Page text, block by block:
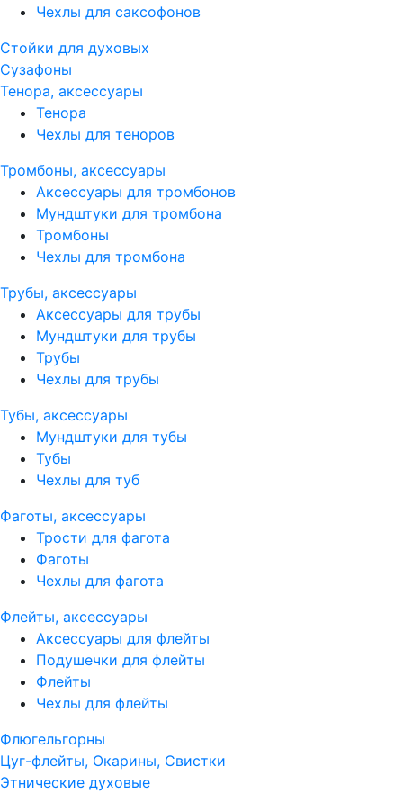
Чехлы для саксофонов
Стойки для духовых
Сузафоны
Тенора, аксессуары
Тенора
Чехлы для теноров
Тромбоны, аксессуары
Аксессуары для тромбонов
Мундштуки для тромбона
Тромбоны
Чехлы для тромбона
Трубы, аксессуары
Аксессуары для трубы
Мундштуки для трубы
Трубы
Чехлы для трубы
Тубы, аксессуары
Мундштуки для тубы
Тубы
Чехлы для туб
Фаготы, аксессуары
Трости для фагота
Фаготы
Чехлы для фагота
Флейты, аксессуары
Аксессуары для флейты
Подушечки для флейты
Флейты
Чехлы для флейты
Флюгельгорны
Цуг-флейты, Окарины, Свистки
Этнические духовые